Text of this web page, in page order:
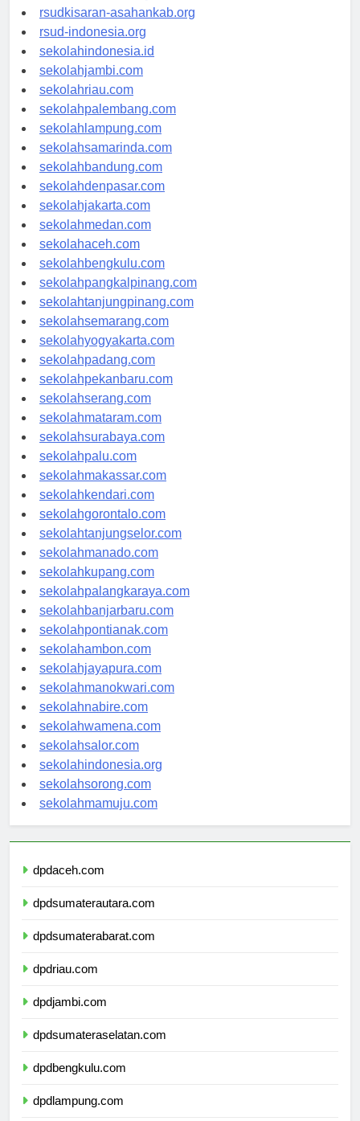
rsud-natunakab.org
rsudkisaran-asahankab.org
rsud-indonesia.org
sekolahindonesia.id
sekolahjambi.com
sekolahriau.com
sekolahpalembang.com
sekolahlampung.com
sekolahsamarinda.com
sekolahbandung.com
sekolahdenpasar.com
sekolahjakarta.com
sekolahmedan.com
sekolahaceh.com
sekolahbengkulu.com
sekolahpangkalpinang.com
sekolahtanjungpinang.com
sekolahsemarang.com
sekolahyogyakarta.com
sekolahpadang.com
sekolahpekanbaru.com
sekolahserang.com
sekolahmataram.com
sekolahsurabaya.com
sekolahpalu.com
sekolahmakassar.com
sekolahkendari.com
sekolahgorontalo.com
sekolahtanjungselor.com
sekolahmanado.com
sekolahkupang.com
sekolahpalangkaraya.com
sekolahbanjarbaru.com
sekolahpontianak.com
sekolahambon.com
sekolahjayapura.com
sekolahmanokwari.com
sekolahnabire.com
sekolahwamena.com
sekolahsalor.com
sekolahindonesia.org
sekolahsorong.com